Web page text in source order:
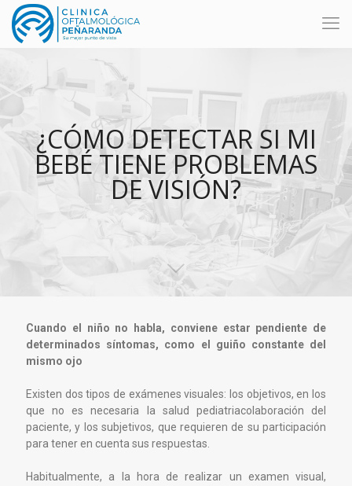
¿CÓMO DETECTAR SI MI
BEBÉ TIENE PROBLEMAS
DE VISIÓN?
Cuando el niño no habla, conviene estar pendiente de
determinados síntomas, como el guiño constante del
mismo ojo
Existen dos tipos de exámenes visuales: los objetivos, en los
que no es necesaria la salud pediatriacolaboración del
paciente, y los subjetivos, que requieren de su participación
para tener en cuenta sus respuestas.
Habitualmente, a la hora de realizar un examen visual,